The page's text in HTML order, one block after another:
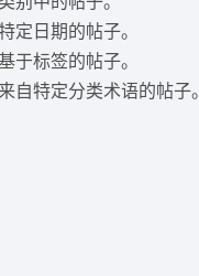
定日期的帖子。
于标签的帖子。
自特定分类术语的帖子。